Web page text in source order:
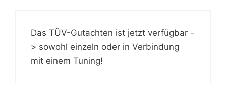
Das TÜV-Gutachten ist jetzt verfügbar -
> sowohl einzeln oder in Verbindung
mit einem Tuning!